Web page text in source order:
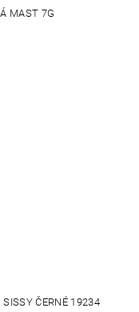
MAST 7G
ČERNÉ 19234